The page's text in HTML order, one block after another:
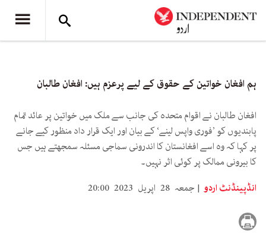
ہم افغان خواتین کے حقوق کے لیے پرعزم ہیں: افغان طالبان
افغان طالبان نے اقوام متحدہ کی جانب سے ملک میں خواتین پر عائد تمام
پابندیوں کو ’فوری واپس لینے‘ کے بیان اور ایک قرار داد منظور کیے جانے
پر کہا کہ وہ اسے افغانستان کا اندرونی سماجی مسئلہ سمجھتے ہیں جس
کا بیرونی ممالک پر کوئی اثر نہیں۔
انڈپینڈنٹ اردو
جمعہ 28 اپریل 2023 20:00